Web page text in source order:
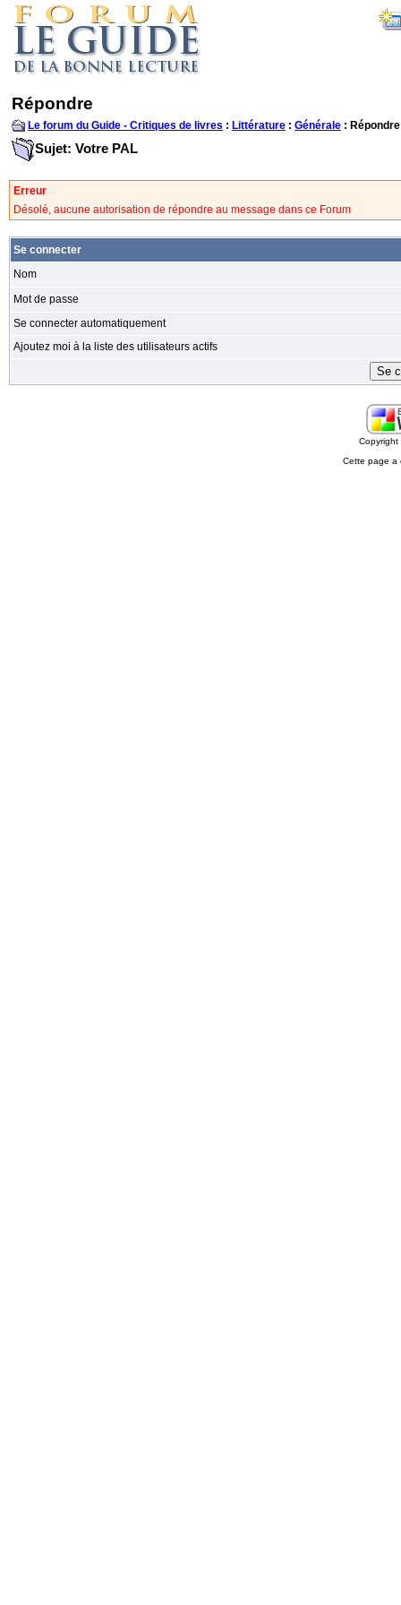
Répondre
Le forum du Guide - Critiques de livres : Littérature : Générale : Répondre
Sujet: Votre PAL
Erreur
Désolé, aucune autorisation de répondre au message dans ce Forum
Se connecter
Nom
Mot de passe
Se connecter automatiquement
Ajoutez moi à la liste des utilisateurs actifs
Cette page a